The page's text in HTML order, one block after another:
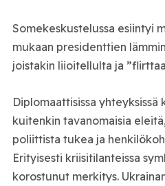
Somekeskustelussa esiintyi
mukaan presidenttien
joistakin liioitellulta ja
Diplomaattisissa
kuitenkin tavanomaisia
poliittista tukea ja
Erityisesti kriisitilanteissa
korostunut merkitys.